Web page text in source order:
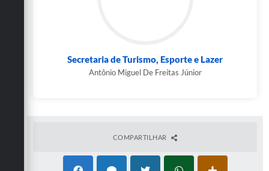
Secretaria de Turismo, Esporte e Lazer
Antônio Miguel De Freitas Júnior
COMPARTILHAR